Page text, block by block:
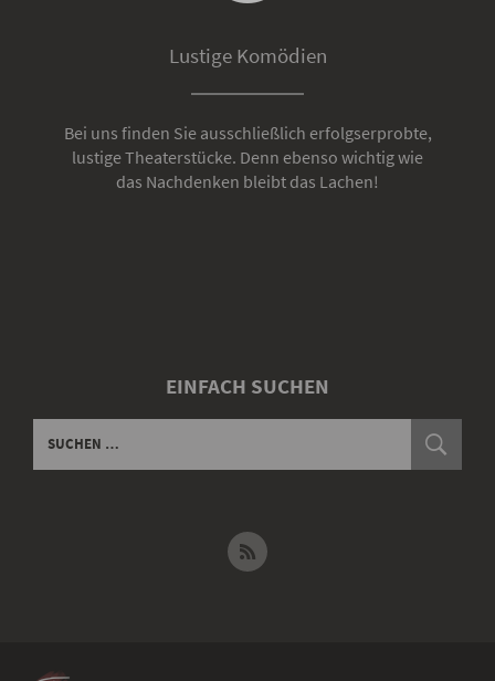
Lustige Komödien
Bei uns finden Sie ausschließlich erfolgserprobte,
lustige Theaterstücke. Denn ebenso wichtig wie
das Nachdenken bleibt das Lachen!
EINFACH SUCHEN